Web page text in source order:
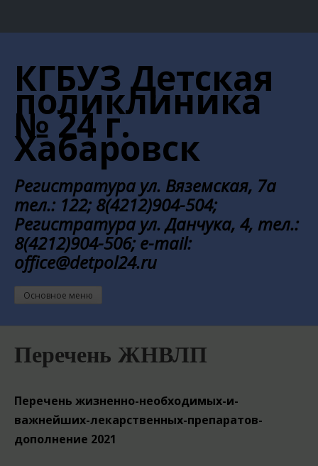
содержанию
КГБУЗ Детская
поликлиника
№ 24 г.
Хабаровск
Регистратура ул. Вяземская, 7а
тел.: 122; 8(4212)904-504;
Регистратура ул. Данчука, 4, тел.:
8(4212)904-506; e-mail:
office@detpol24.ru
Основное меню
Перечень ЖНВЛП
Перечень жизненно-необходимых-и-
важнейших-лекарственных-препаратов-
дополнение 2021